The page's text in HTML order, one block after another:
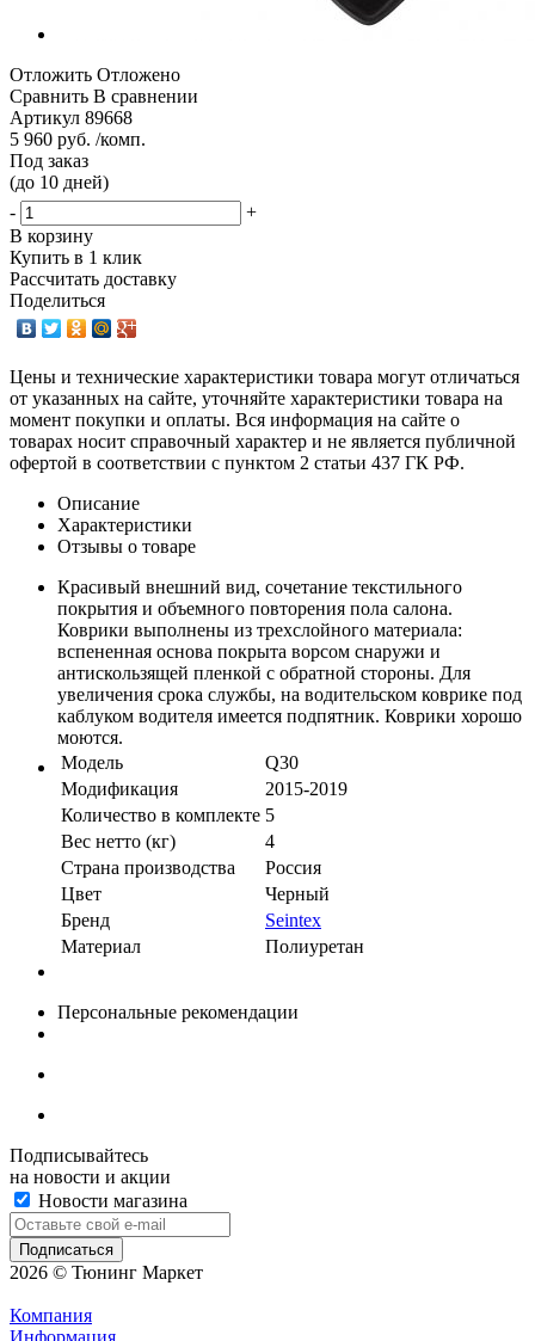
Отложить Отложено
Сравнить В сравнении
Артикул 89668
5 960 руб. /комп.
Под заказ
(до 10 дней)
-
+
В корзину
Купить в 1 клик
Рассчитать доставку
Поделиться
Цены и технические характеристики товара могут отличаться
от указанных на сайте, уточняйте характеристики товара на
момент покупки и оплаты. Вся информация на сайте о
товарах носит справочный характер и не является публичной
офертой в соответствии с пунктом 2 статьи 437 ГК РФ.
Описание
Характеристики
Отзывы о товаре
Красивый внешний вид, сочетание текстильного
покрытия и объемного повторения пола салона.
Коврики выполнены из трехслойного материала:
вспененная основа покрыта ворсом снаружи и
антискользящей пленкой с обратной стороны. Для
увеличения срока службы, на водительском коврике под
каблуком водителя имеется подпятник. Коврики хорошо
моются.
Модель
Q30
Модификация
2015-2019
Количество в комплекте 5
Вес нетто (кг)
4
Страна производства
Россия
Цвет
Черный
Бренд
Seintex
Материал
Полиуретан
Персональные рекомендации
Подписывайтесь
на новости и акции
Новости магазина
2026 © Тюнинг Маркет
Компания
Информация